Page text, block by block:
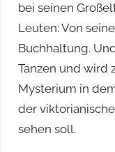
bei seinen
Leuten: Von
Buchhaltung.
Tanzen und wird
Mysterium in
der
sehen soll.